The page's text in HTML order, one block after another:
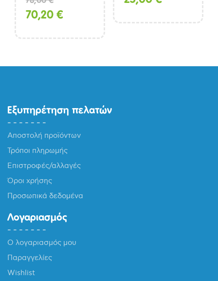
price
70,20€
Εξυπηρέτηση πελατών
Αποστολή προϊόντων
Τρόποι πληρωμής
Επιστροφές/αλλαγές
Όροι χρήσης
Προσωπικά δεδομένα
Λογαριασμός
Ο λογαριασμός μου
Παραγγελίες
Wishlist